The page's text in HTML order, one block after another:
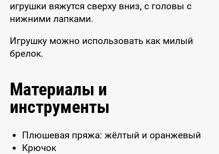
игрушки вяжутся сверху вниз, с головы с
нижними лапками.
Игрушку можно использовать как милый
брелок.
Материалы и
инструменты
Плюшевая пряжа: жёлтый и оранжевый
Крючок